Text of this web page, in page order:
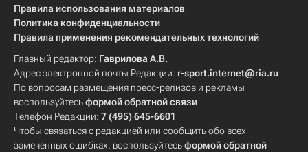
Правила использования материалов
Политика конфиденциальности
Правила применения рекомендательных технологий
Главный редактор: Гаврилова А.В.
Адрес электронной почты Редакции: r-sport.internet@ria.ru
По вопросам размещения пресс-релизов и рекламы
воспользуйтесьформой обратной связи
Телефон Редакции: 7 (495) 645-6601
Чтобы связаться с редакцией или сообщить обо всех
замеченных ошибках, воспользуйтесьформой обратной